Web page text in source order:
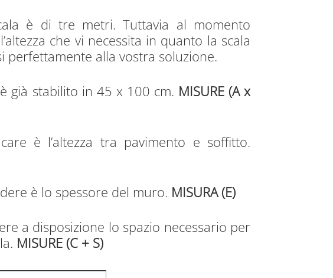
è di tre metri. Tuttavia al momento
che vi necessita in quanto la scala
perfettamente alla vostra soluzione.
già stabilito in 45 x 100 cm. MISURE (A x
è l’altezza tra pavimento e soffitto.
è lo spessore del muro. MISURA (E)
a disposizione lo spazio necessario per
MISURE (C + S)